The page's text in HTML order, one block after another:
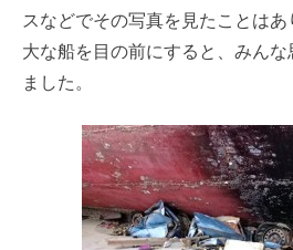
スなどでその写真を見たことは
大な船を目の前にすると、みん
ました。